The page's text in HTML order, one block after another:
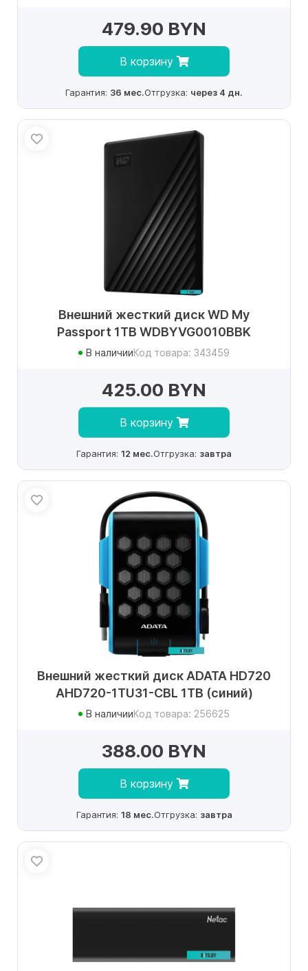
479.90 BYN
В корзину
Гарантия: 36 мес.Отгрузка: через 4 дн.
Внешний жесткий диск WD My
Passport 1TB WDBYVG0010BBK
В наличииКод товара: 343459
425.00 BYN
В корзину
Гарантия: 12 мес.Отгрузка: завтра
Внешний жесткий диск ADATA HD720
AHD720-1TU31-CBL 1TB (синий)
В наличииКод товара: 256625
388.00 BYN
В корзину
Гарантия: 18 мес.Отгрузка: завтра